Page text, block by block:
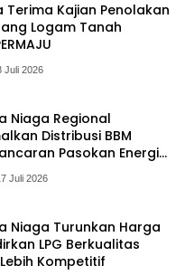
Terima Kajian Penolakan
Logam Tanah
Juli 2026
Niaga Regional
Distribusi BBM
Pasokan Energi
Sulawes
Juli 2026
Niaga Turunkan Harga
LPG Berkualitas
Kompetitif